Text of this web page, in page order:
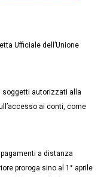
Ufficiale dell’Unione
soggetti autorizzati alla
ai conti, come
a distanza
proroga sino al 1° aprile